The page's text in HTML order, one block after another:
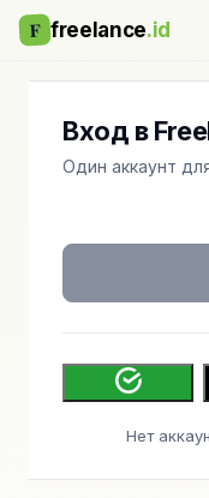
F freelance.id
Вход в
Один аккаунт
Нет